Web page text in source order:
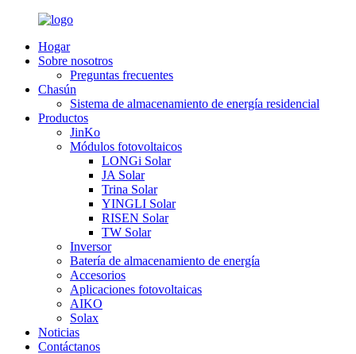
Hogar
Sobre nosotros
Preguntas frecuentes
Chasún
Sistema de almacenamiento de energía residencial
Productos
JinKo
Módulos fotovoltaicos
LONGi Solar
JA Solar
Trina Solar
YINGLI Solar
RISEN Solar
TW Solar
Inversor
Batería de almacenamiento de energía
Accesorios
Aplicaciones fotovoltaicas
AIKO
Solax
Noticias
Contáctanos